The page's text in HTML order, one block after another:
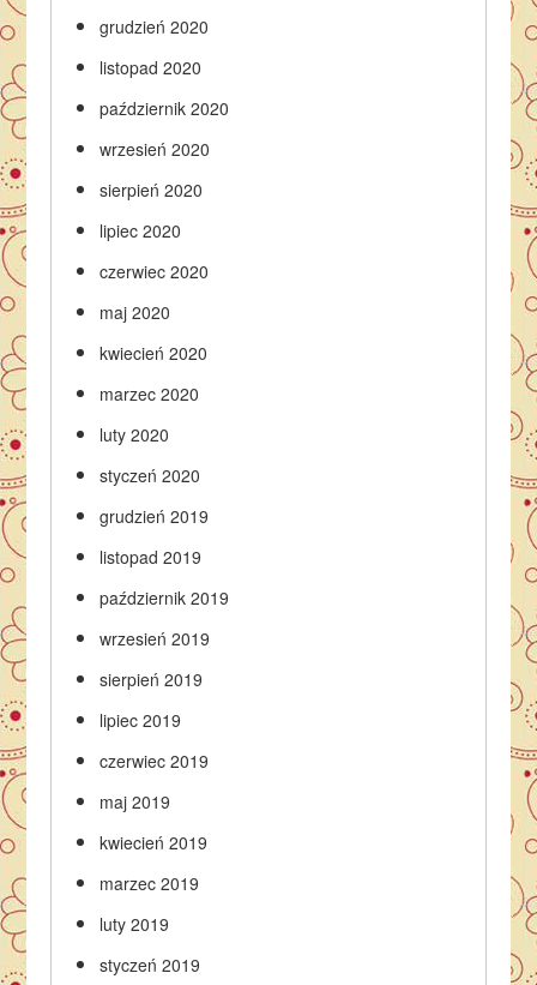
grudzień 2020
listopad 2020
październik 2020
wrzesień 2020
sierpień 2020
lipiec 2020
czerwiec 2020
maj 2020
kwiecień 2020
marzec 2020
luty 2020
styczeń 2020
grudzień 2019
listopad 2019
październik 2019
wrzesień 2019
sierpień 2019
lipiec 2019
czerwiec 2019
maj 2019
kwiecień 2019
marzec 2019
luty 2019
styczeń 2019